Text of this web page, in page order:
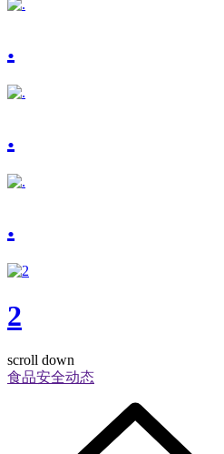
.
.
.
2
scroll down
食品安全动态